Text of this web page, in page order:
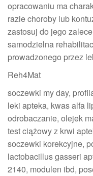
Reh4Mat
soczewki my day,
leki apteka, kwas alfa
odrobaczanie, olejek
test ciążowy z krwi
soczewki korekcyjne,
lactobacillus gasseri
2140, modulen ibd,